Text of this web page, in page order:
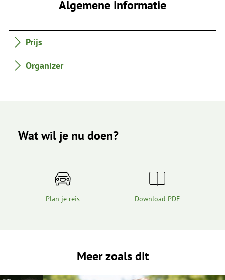
Algemene informatie
Prijs
Organizer
Wat wil je nu doen?
Plan je reis Download PDF
Meer zoals dit